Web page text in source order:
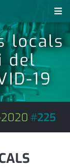
locals
del
19
2020 #225